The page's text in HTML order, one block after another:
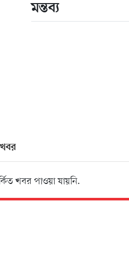
মন্তব্য
খবর পাওয়া যায়নি.